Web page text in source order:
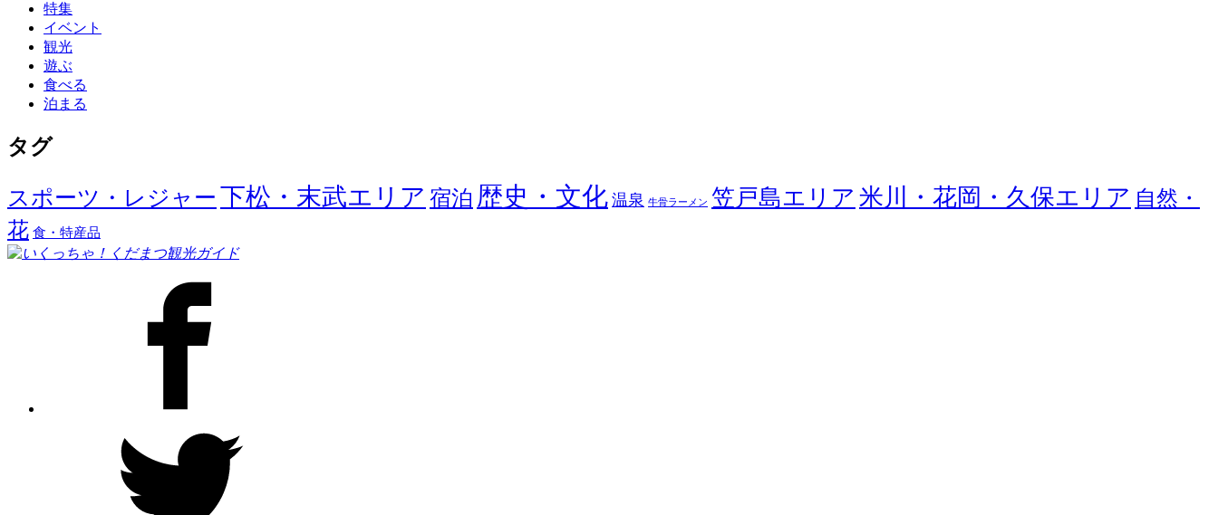
特集
イベント
観光
遊ぶ
食べる
泊まる
タグ
スポーツ・レジャー 下松・末武エリア 宿泊 歴史・文化 温泉 牛骨ラーメン 笠戸島エリア 米川・花岡・久保エリア 自然・
花 食・特産品